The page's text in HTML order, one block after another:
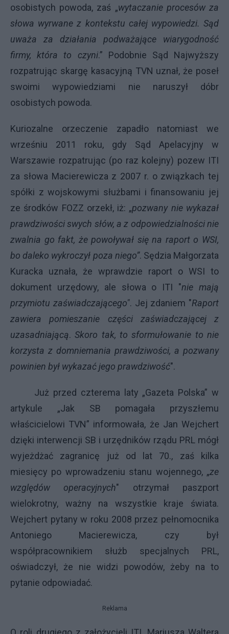
osobistych powoda, zaś „wytaczanie procesów za
słowa wyrwane z kontekstu całej wypowiedzi. Sąd
uważa za działania podważające wiarygodność
firmy, która to czyni.” Podobnie Sąd Najwyższy
rozpatrując skargę kasacyjną TVN uznał, że poseł
swoimi wypowiedziami nie naruszył dóbr
osobistych powoda.
Kuriozalne orzeczenie zapadło natomiast we
wrześniu 2011 roku, gdy Sąd Apelacyjny w
Warszawie rozpatrując (po raz kolejny) pozew ITI
za słowa Macierewicza z 2007 r. o związkach tej
spółki z wojskowymi służbami i finansowaniu jej
ze środków FOZZ orzekł, iż: „pozwany nie wykazał
prawdziwości swych słów, a z odpowiedzialności nie
zwalnia go fakt, że powoływał się na raport o WSI,
bo daleko wykroczył poza niego”. Sędzia Małgorzata
Kuracka uznała, że wprawdzie raport o WSI to
dokument urzędowy, ale słowa o ITI "nie mają
przymiotu zaświadczającego". Jej zdaniem "Raport
zawiera pomieszanie części zaświadczającej z
uzasadniającą.Skoro tak, to sformułowanie to nie
korzysta z domniemania prawdziwości, a pozwany
powinien był wykazać jego prawdziwość".
Już przed czterema laty „Gazeta Polska” w
artykule „Jak SB pomagała przyszłemu
właścicielowi TVN” informowała, że Jan Wejchert
dzięki interwencji SB i urzędników rządu PRL mógł
wyjeżdżać zagranicę już od lat 70., zaś kilka
miesięcy po wprowadzeniu stanu wojennego, „ze
względów operacyjnych" otrzymał paszport
wielokrotny, ważny na wszystkie kraje świata.
Wejchert pytany w roku 2008 przez pełnomocnika
Antoniego Macierewicza, czy był
współpracownikiem służb specjalnych PRL,
oświadczył, że nie widzi powodów, żeby na to
pytanie odpowiadać.
Reklama